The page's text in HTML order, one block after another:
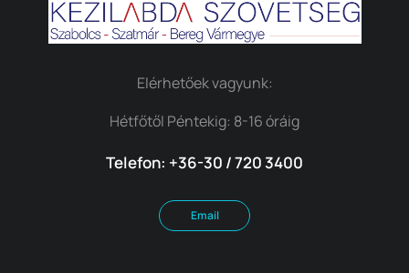
Elérhetőek vagyunk:
Hétfőtől Péntekig: 8-16 óráig
Telefon: +36-30 / 720 3400
Email